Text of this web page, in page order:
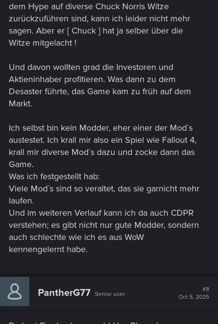
dem Hype auf diverse Chuck Norris Witze
zurückzuführen sind, kann ich leider nicht mehr
sagen. Aber er [ Chuck ] hat ja selber über die
Witze mitgelacht !
Und davon wollten grad die Investoren und
Aktieninhaber profitieren. Was dann zu dem
Desaster führte, das Game kam zu früh auf dem
Markt.
Ich selbst bin kein Modder, eher einer der Mod`s
austestet. Ich krall mir also ein Spiel wie Fallout 4,
krall mir diverse Mod´s dazu und zocke dann das
Game.
Was ich festgestellt hab:
Viele Mod´s sind so veraltet, das sie garnicht mehr
laufen.
Und im weiteren Verlauf kann ich da auch CDPR
verstehen; es gibt nicht nur gute Modder, sondern
auch schlechte wie ich es aus WoW
kennengelernt habe.
PantherG77 Senior user
#8
Oct 5, 2025